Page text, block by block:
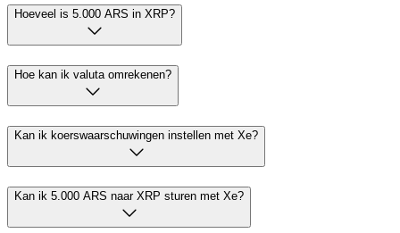
Hoeveel is 5.000 ARS in XRP?
Hoe kan ik valuta omrekenen?
Kan ik koerswaarschuwingen instellen met Xe?
Kan ik 5.000 ARS naar XRP sturen met Xe?